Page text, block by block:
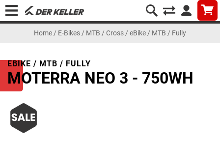
Home / E-Bikes / MTB / Cross / eBike / MTB / Fully
EBIKE / MTB / FULLY
MOTERRA NEO 3 - 750WH